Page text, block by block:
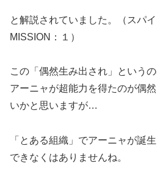
と解説されていました。（スパ
MISSION：１）
この「偶然生み出され」という
アーニャが超能力を得たのが偶
いかと思いますが…
「とある組織」でアーニャが誕
できなくはありませんね。